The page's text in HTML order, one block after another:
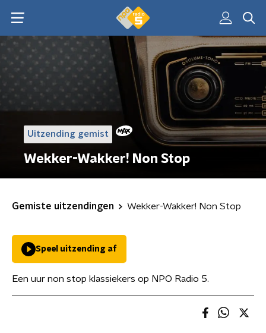
Uitzending gemist
Wekker-Wakker! Non Stop
Gemiste uitzendingen Wekker-Wakker! Non Stop
Speel uitzending af
Een uur non stop klassiekers op NPO Radio 5.